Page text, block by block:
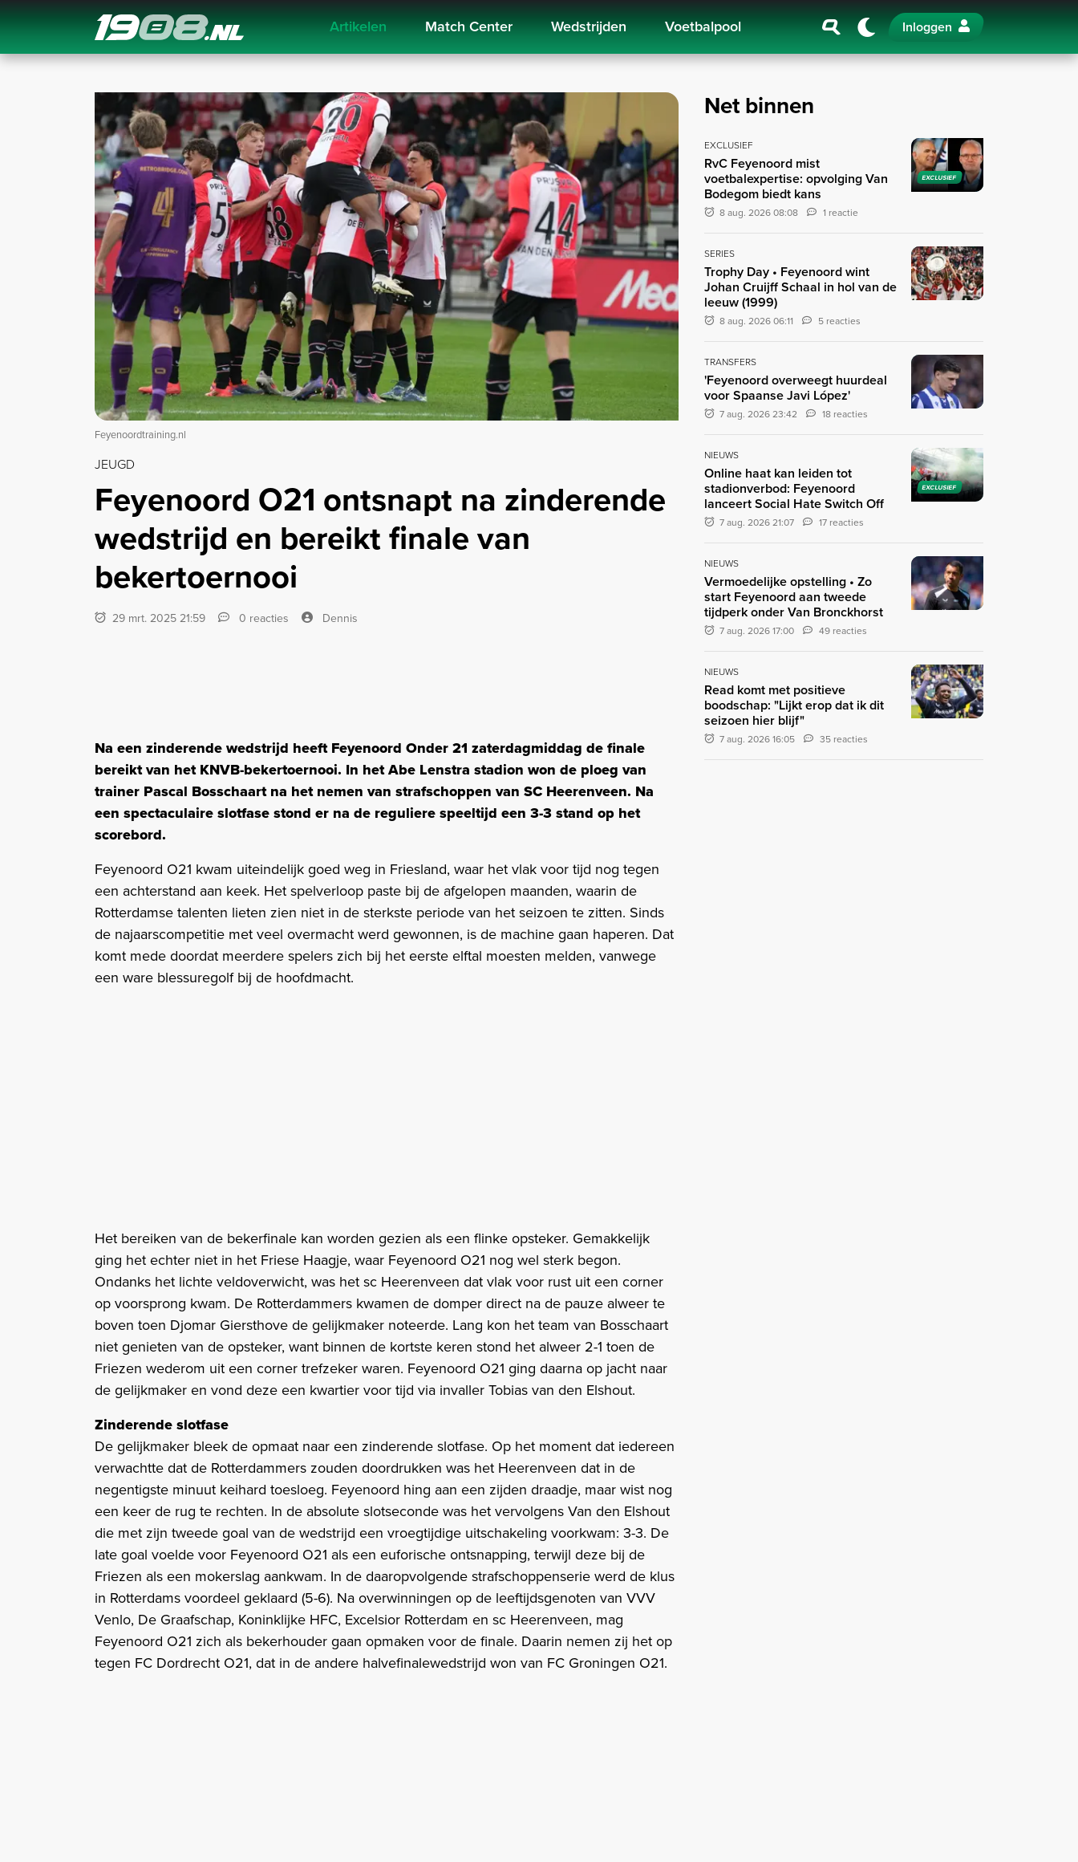
Navigation Artikelen Match Center Wedstrijden Voetbalpool Inloggen
Feyenoordtraining.nl
JEUGD
Feyenoord O21 ontsnapt na zinderende
wedstrijd en bereikt finale van
bekertoernooi
29 mrt. 2025 21:59 0 reacties Dennis
Na een zinderende wedstrijd heeft Feyenoord Onder 21 zaterdagmiddag de finale
bereikt van het KNVB-bekertoernooi. In het Abe Lenstra stadion won de ploeg van
trainer Pascal Bosschaart na het nemen van strafschoppen van SC Heerenveen. Na
een spectaculaire slotfase stond er na de reguliere speeltijd een 3-3 stand op het
scorebord.
Feyenoord O21 kwam uiteindelijk goed weg in Friesland, waar het vlak voor tijd nog tegen
een achterstand aan keek. Het spelverloop paste bij de afgelopen maanden, waarin de
Rotterdamse talenten lieten zien niet in de sterkste periode van het seizoen te zitten. Sinds
de najaarscompetitie met veel overmacht werd gewonnen, is de machine gaan haperen. Dat
komt mede doordat meerdere spelers zich bij het eerste elftal moesten melden, vanwege
een ware blessuregolf bij de hoofdmacht.
Het bereiken van de bekerfinale kan worden gezien als een flinke opsteker. Gemakkelijk
ging het echter niet in het Friese Haagje, waar Feyenoord O21 nog wel sterk begon.
Ondanks het lichte veldoverwicht, was het sc Heerenveen dat vlak voor rust uit een corner
op voorsprong kwam. De Rotterdammers kwamen de domper direct na de pauze alweer te
boven toen Djomar Giersthove de gelijkmaker noteerde. Lang kon het team van Bosschaart
niet genieten van de opsteker, want binnen de kortste keren stond het alweer 2-1 toen de
Friezen wederom uit een corner trefzeker waren. Feyenoord O21 ging daarna op jacht naar
de gelijkmaker en vond deze een kwartier voor tijd via invaller Tobias van den Elshout.
Zinderende slotfase
De gelijkmaker bleek de opmaat naar een zinderende slotfase. Op het moment dat iedereen
verwachtte dat de Rotterdammers zouden doordrukken was het Heerenveen dat in de
negentigste minuut keihard toesloeg. Feyenoord hing aan een zijden draadje, maar wist nog
een keer de rug te rechten. In de absolute slotseconde was het vervolgens Van den Elshout
die met zijn tweede goal van de wedstrijd een vroegtijdige uitschakeling voorkwam: 3-3. De
late goal voelde voor Feyenoord O21 als een euforische ontsnapping, terwijl deze bij de
Friezen als een mokerslag aankwam. In de daaropvolgende strafschoppenserie werd de klus
in Rotterdams voordeel geklaard (5-6). Na overwinningen op de leeftijdsgenoten van VVV
Venlo, De Graafschap, Koninklijke HFC, Excelsior Rotterdam en sc Heerenveen, mag
Feyenoord O21 zich als bekerhouder gaan opmaken voor de finale. Daarin nemen zij het op
tegen FC Dordrecht O21, dat in de andere halvefinalewedstrijd won van FC Groningen O21.
Net binnen
EXCLUSIEF
EXCLUSIEF
RvC Feyenoord mist
voetbalexpertise: opvolging Van
Bodegom biedt kans
8 aug. 2026 08:08 1 reactie
SERIES
Trophy Day • Feyenoord wint
Johan Cruijff Schaal in hol van de
leeuw (1999)
8 aug. 2026 06:11 5 reacties
TRANSFERS
'Feyenoord overweegt huurdeal
voor Spaanse Javi López'
7 aug. 2026 23:42 18 reacties
EXCLUSIEF
NIEUWS
Online haat kan leiden tot
stadionverbod: Feyenoord
lanceert Social Hate Switch Off
7 aug. 2026 21:07 17 reacties
NIEUWS
Vermoedelijke opstelling • Zo
start Feyenoord aan tweede
tijdperk onder Van Bronckhorst
7 aug. 2026 17:00 49 reacties
NIEUWS
Read komt met positieve
boodschap: "Lijkt erop dat ik dit
seizoen hier blijf"
7 aug. 2026 16:05 35 reacties